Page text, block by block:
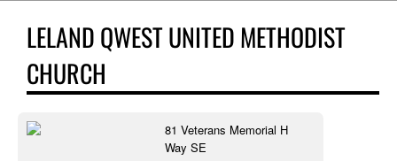
LELAND QWEST UNITED METHODIST
CHURCH
81 Veterans Memorial H
Way SE